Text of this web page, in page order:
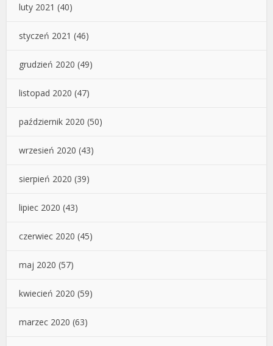
luty 2021 (40)
styczeń 2021 (46)
grudzień 2020 (49)
listopad 2020 (47)
październik 2020 (50)
wrzesień 2020 (43)
sierpień 2020 (39)
lipiec 2020 (43)
czerwiec 2020 (45)
maj 2020 (57)
kwiecień 2020 (59)
marzec 2020 (63)